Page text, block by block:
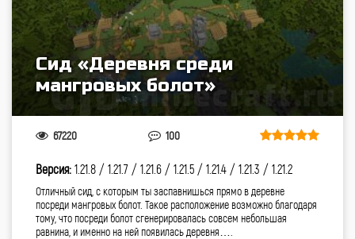
Сид «Деревня среди
мангровых болот»
67220 100
Версия: 1.21.8 / 1.21.7 / 1.21.6 / 1.21.5 / 1.21.4 / 1.21.3 / 1.21.2
Отличный сид, с которым ты заспавнишься прямо в деревне
посреди мангровых болот. Такое расположение возможно благодаря
тому, что посреди болот сгенерировалась совсем небольшая
равнина, и именно на ней появилась деревня….